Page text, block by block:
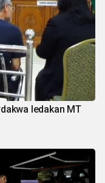
ledakan MT